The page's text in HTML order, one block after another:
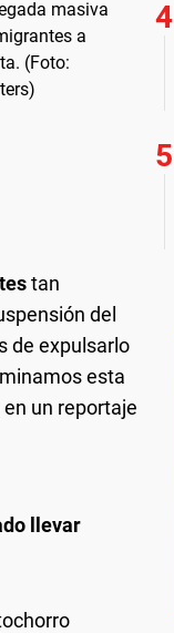
tan
del
de expulsarlo
esta
un reportaje
llevar